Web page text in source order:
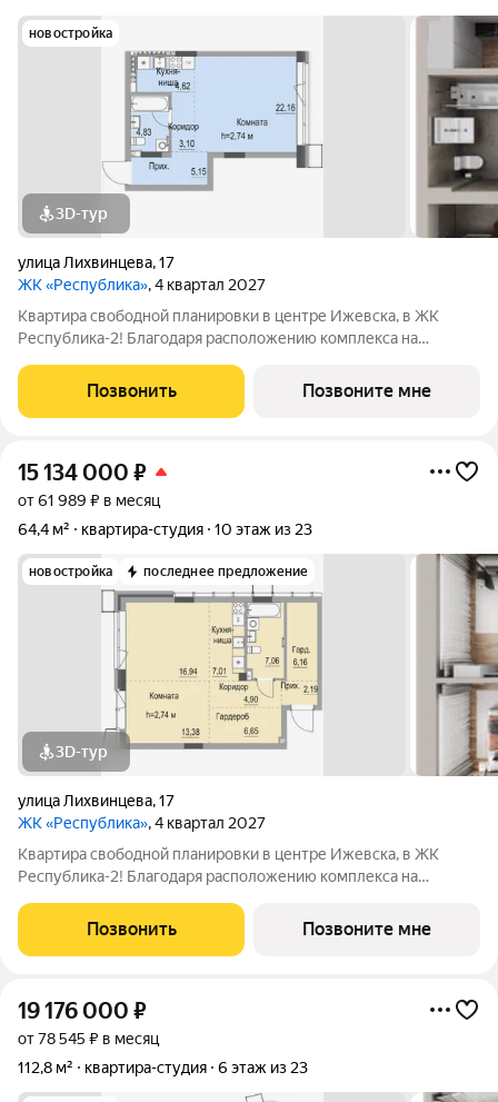
новостройка
3D-тур
улица Лихвинцева,17
ЖК «Республика», 4 квартал 2027
Квартира свободной планировки в центре Ижевска, в ЖК
Республика-2! Благодаря расположению комплекса на
настоящему невероятными видовыми характеристиками. Из
окон квартир будут открываться
Позвонить Позвоните мне
15 134 000 ₽
от 61 989 ₽ в месяц
64,4 м²
квартира-студия 10 этаж из 23
новостройка последнее предложение
3D-тур
улица Лихвинцева,17
ЖК «Республика», 4 квартал 2027
Квартира свободной планировки в центре Ижевска, в ЖК
Республика-2! Благодаря расположению комплекса на
настоящему невероятными видовыми характеристиками. Из
окон квартир будут открываться
Позвонить Позвоните мне
19 176 000 ₽
от 78 545 ₽ в месяц
112,8 м²
квартира-студия 6 этаж из 23